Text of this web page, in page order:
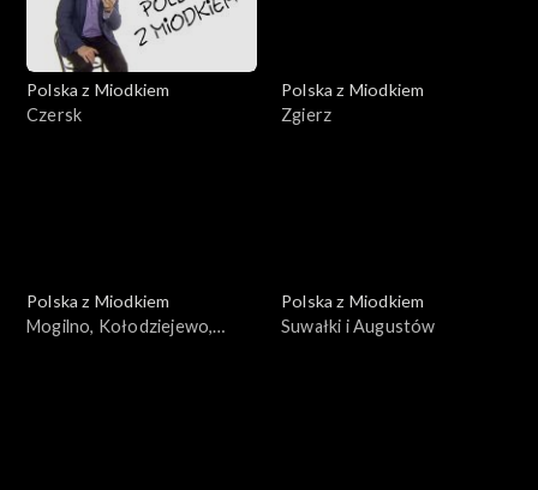
Polska z Miodkiem
Czersk
Polska z Miodkiem
Zgierz
Polska z Miodkiem
Mogilno, Kołodziejewo,
Polska z Miodkiem
Suwałki i Augustów